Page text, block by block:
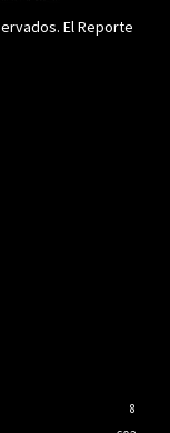
El Reporte
8